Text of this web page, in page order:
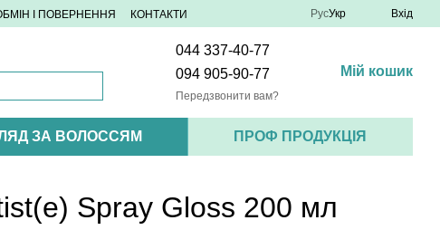
І ПОВЕРНЕННЯ КОНТАКТИ РусУкр Вхід
044 337-40-77
094 905-90-77
Передзвонити вам?
Мій кошик
ЗА ВОЛОССЯМ ПРОФ ПРОДУКЦІЯ
Spray Gloss 200 мл